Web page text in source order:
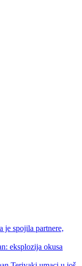
je spojila partnere,
eksplozija okusa